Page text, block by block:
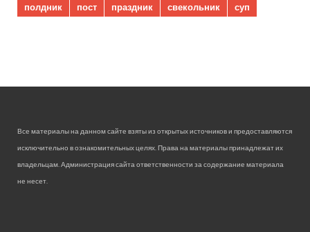
полдник
пост праздник свекольник суп
Все материалы на данном сайте взяты из открытых источников и предоставляются
исключительно в ознакомительных целях. Права на материалы принадлежат их
владельцам. Администрация сайта ответственности за содержание материала
не несет.